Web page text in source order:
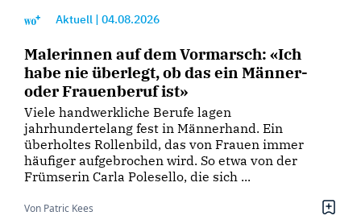
Aktuell | 04.08.2026
Malerinnen auf dem Vormarsch: «Ich
habe nie überlegt, ob das ein Männer-
oder Frauenberuf ist»
Viele handwerkliche Berufe lagen
jahrhundertelang fest in Männerhand. Ein
überholtes Rollenbild, das von Frauen immer
häufiger aufgebrochen wird. So etwa von der
Frümserin Carla Polesello, die sich ...
Von Patric Kees